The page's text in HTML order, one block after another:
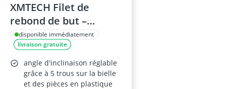
XMTECH Filet de
rebond de but –
Réglable 100×100×65
cm – rouge – pour
football, baseball et
basketball
disponible immédiatement
livraison gratuite
angle d'inclinaison réglable
grâce à 5 trous sur la bielle
et des pièces en plastique